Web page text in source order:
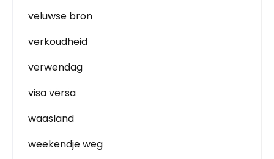
veluwse bron
verkoudheid
verwendag
visa versa
waasland
weekendje weg